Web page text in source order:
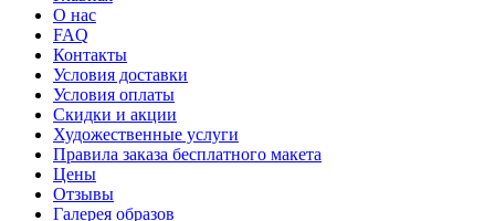
О нас
FAQ
Контакты
Условия доставки
Условия оплаты
Скидки и акции
Художественные услуги
Правила заказа бесплатного макета
Цены
Отзывы
Галерея образов